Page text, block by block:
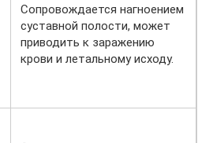
Сопровождается нагноением
суставной полости, может
приводить к заражению
крови и летальному исходу.